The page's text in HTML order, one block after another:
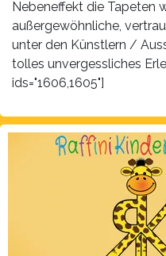
Nebeneffekt die Tapeten
außergewöhnliche,
unter den Künstlern /
tolles unvergessliches
ids="1606,1605"]